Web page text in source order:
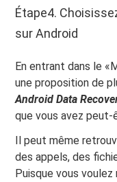
Étape4.
sur Android
En entrant dans le
une proposition de
Android Data
que vous avez
Il peut même
des appels, des
Puisque vous